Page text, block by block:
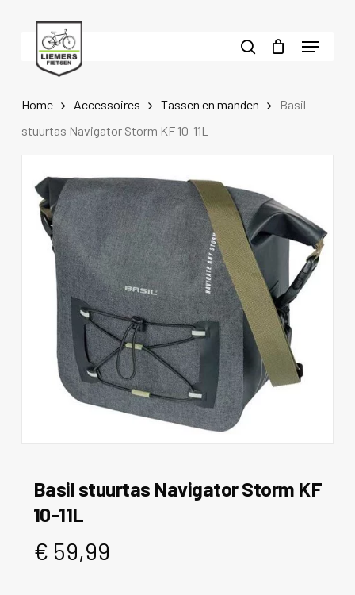
Menu
Home Accessoires Tassen en manden
Basil
stuurtas Navigator Storm KF 10-11L
Basil stuurtas Navigator Storm KF
10-11L
€ 59,99